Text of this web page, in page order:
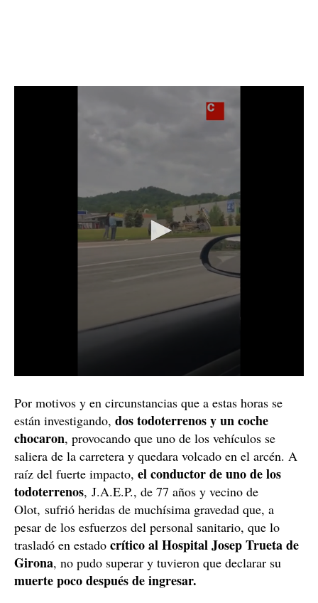
Por motivos y en circunstancias que a estas horas se
están investigando, dos todoterrenos y un coche
chocaron, provocando que uno de los vehículos se
saliera de la carretera y quedara volcado en el arcén. A
raíz del fuerte impacto, el conductor de uno de los
todoterrenos, J.A.E.P., de 77 años y vecino de
Olot, sufrió heridas de muchísima gravedad que, a
pesar de los esfuerzos del personal sanitario, que lo
trasladó en estado crítico al Hospital Josep Trueta de
Girona, no pudo superar y tuvieron que declarar su
muerte poco después de ingresar.